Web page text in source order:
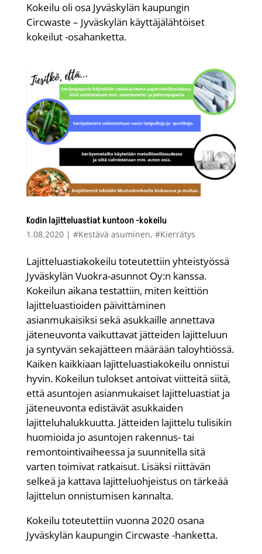
Kokeilu oli osa Jyväskylän kaupungin
Circwaste – Jyväskylän käyttäjälähtöiset
kokeilut -osahanketta.
Kodin lajitteluastiat kuntoon -kokeilu
1.08.2020| #Kestävä asuminen, #Kierrätys
Lajitteluastiakokeilu toteutettiin yhteistyössä
Jyväskylän Vuokra-asunnot Oy:n kanssa.
Kokeilun aikana testattiin, miten keittiön
lajitteluastioiden päivittäminen
asianmukaisiksi sekä asukkaille annettava
jäteneuvonta vaikuttavat jätteiden lajitteluun
ja syntyvän sekajätteen määrään taloyhtiössä.
Kaiken kaikkiaan lajitteluastiakokeilu onnistui
hyvin. Kokeilun tulokset antoivat viitteitä siitä,
että asuntojen asianmukaiset lajitteluastiat ja
jäteneuvonta edistävät asukkaiden
lajitteluhalukkuutta. Jätteiden lajittelu tulisikin
huomioida jo asuntojen rakennus- tai
remontointivaiheessa ja suunnitella sitä
varten toimivat ratkaisut. Lisäksi riittävän
selkeä ja kattava lajitteluohjeistus on tärkeää
lajittelun onnistumisen kannalta.
Kokeilu toteutettiin vuonna 2020 osana
Jyväskylän kaupungin Circwaste -hanketta.